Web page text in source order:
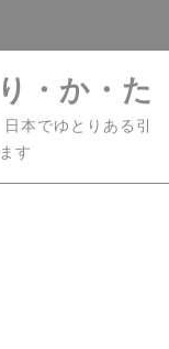
・か・た
本でゆとりある引
す